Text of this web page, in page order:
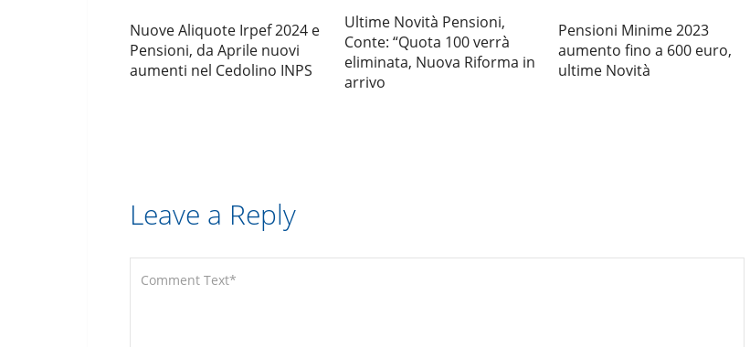
Nuove Aliquote Irpef 2024 e
Pensioni, da Aprile nuovi
aumenti nel Cedolino INPS
Ultime Novità Pensioni,
Conte: “Quota 100 verrà
eliminata, Nuova Riforma in
arrivo
Pensioni Minime 2023
aumento fino a 600 euro,
ultime Novità
Leave a Reply